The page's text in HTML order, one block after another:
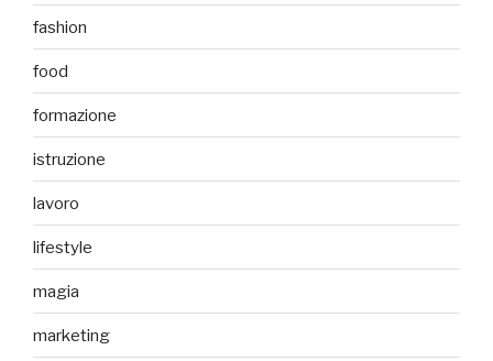
fashion
food
formazione
istruzione
lavoro
lifestyle
magia
marketing